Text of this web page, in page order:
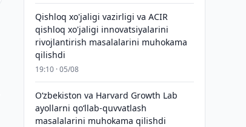
Qishloq xo'jaligi vazirligi va ACIR
qishloq xo'jaligi innovatsiyalarini
rivojlantirish masalalarini muhokama
qilishdi
19:10 · 05/08
Oʻzbekiston va Harvard Growth Lab
ayollarni qoʻllab-quvvatlash
masalalarini muhokama qilishdi